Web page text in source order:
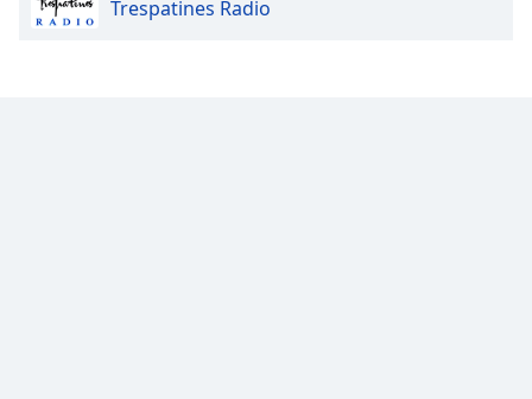
Trespatines Radio